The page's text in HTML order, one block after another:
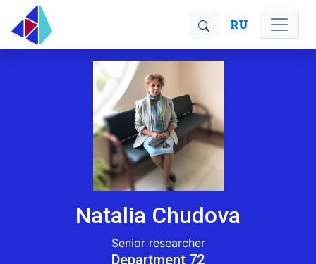
RU
Natalia Chudova
Senior researcher
Department 72